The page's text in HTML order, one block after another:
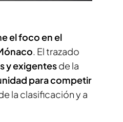
el foco en el
. El trazado
y exigentesde la
para competir
la clasificación y a